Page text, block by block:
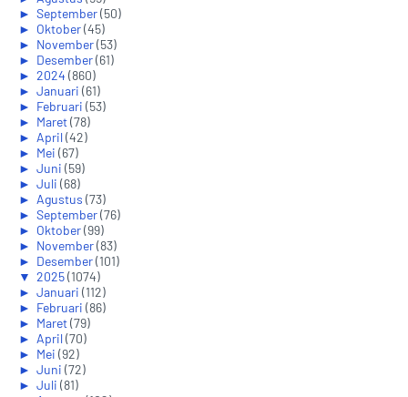
► September(50)
► Oktober(45)
► November(53)
► Desember(61)
► 2024 (860)
► Januari (61)
► Februari (53)
► Maret(78)
► April(42)
► Mei (67)
► Juni (59)
► Juli (68)
► Agustus (73)
► September(76)
► Oktober(99)
► November(83)
► Desember(101)
▼ 2025(1074)
► Januari (112)
► Februari (86)
► Maret(79)
► April(70)
► Mei (92)
► Juni (72)
► Juli (81)